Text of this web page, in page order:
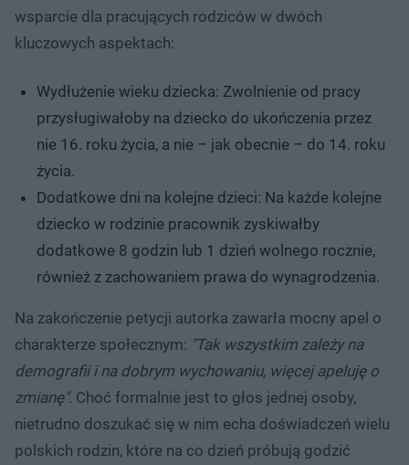
wsparcie dla pracujących rodziców w dwóch
kluczowych aspektach:
Wydłużenie wieku dziecka: Zwolnienie od pracy
przysługiwałoby na dziecko do ukończenia przez
nie 16. roku życia, a nie – jak obecnie – do 14. roku
życia.
Dodatkowe dni na kolejne dzieci: Na każde kolejne
dziecko w rodzinie pracownik zyskiwałby
dodatkowe 8 godzin lub 1 dzień wolnego rocznie,
również z zachowaniem prawa do wynagrodzenia.
Na zakończenie petycji autorka zawarła mocny apel o
charakterze społecznym: "Tak wszystkim zależy na
demografii i na dobrym wychowaniu, więcej apeluję o
zmianę". Choć formalnie jest to głos jednej osoby,
nietrudno doszukać się w nim echa doświadczeń wielu
polskich rodzin, które na co dzień próbują godzić